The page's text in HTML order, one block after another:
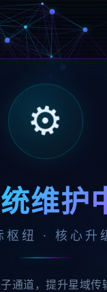
⚙️
维护
纽 · 核心升
通道，提升星域传